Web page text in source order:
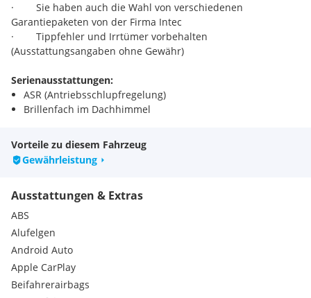
· Sie haben auch die Wahl von verschiedenen
Garantiepaketen von der Firma Intec
· Tippfehler und Irrtümer vorbehalten
(Ausstattungsangaben ohne Gewähr)
Serienausstattungen:
ASR (Antriebsschlupfregelung)
Brillenfach im Dachhimmel
Eiskratzer im Tankdeckel
HBA (hydraulischer Bremsassistent)
Kindersitz-Halterungen
Kühlergrillrahmen verchromt
LED Nebelschlussleuchte
Leseleuchten vorne und hinten
Maxi-DOT Display monochrome
MSR (Motorschleppmomentregelung)
Pannenset (Reifendichtmittel und Kompressor)
Parkscheinhalter
Vorteile zu diesem Fahrzeug
Gewährleistung
Ausstattungen & Extras
ABS
Alufelgen
Android Auto
Apple CarPlay
Beifahrerairbags